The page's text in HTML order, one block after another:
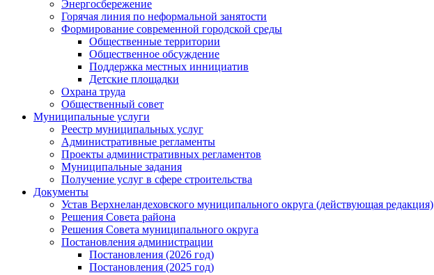
Энергосбережение
Горячая линия по неформальной занятости
Формирование современной городской среды
Общественные территории
Общественное обсуждение
Поддержка местных иннициатив
Детские площадки
Охрана труда
Общественный совет
Муниципальные услуги
Реестр муниципальных услуг
Административные регламенты
Проекты административных регламентов
Муниципальные задания
Получение услуг в сфере строительства
Документы
Устав Верхнеландеховского муниципального округа (действующая редакция)
Решения Совета района
Решения Совета муниципального округа
Постановления администрации
Постановления (2026 год)
Постановления (2025 год)